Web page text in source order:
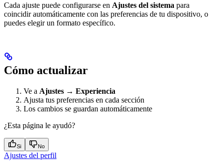
Cada ajuste puede configurarse en Ajustes del sistema para
coincidir automáticamente con las preferencias de tu dispositivo, o
puedes elegir un formato específico.
Cómo actualizar
Ve a Ajustes → Experiencia
Ajusta tus preferencias en cada sección
Los cambios se guardan automáticamente
¿Esta página le ayudó?
Si No
Ajustes del perfil